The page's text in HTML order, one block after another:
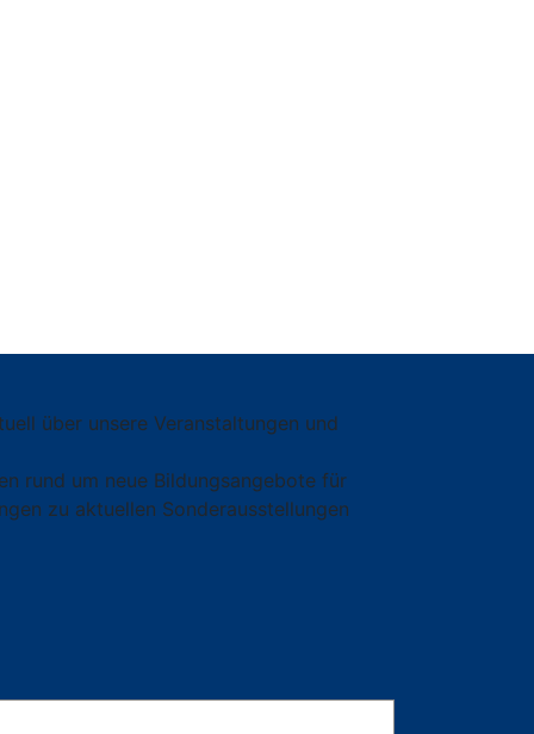
über unsere Veranstaltungen und
rund um neue Bildungsangebote für
zu aktuellen Sonderausstellungen